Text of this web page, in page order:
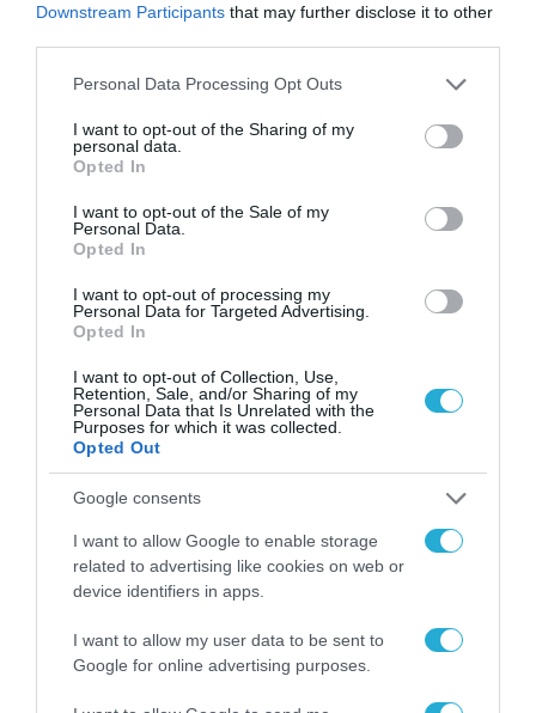
Downstream Participants that may further disclose it to other
Please note that this website/app uses one or more Google
not limited to your visit or usage behaviour. You may click to
grant or deny consent to Google and its third-party tags to
use your data for below specified purposes in below Google
consent section.
Personal Data Processing Opt Outs
I want to opt-out of the Sharing of my
personal data.
Opted In
I want to opt-out of the Sale of my
Personal Data.
Opted In
I want to opt-out of processing my
Personal Data for Targeted Advertising.
Opted In
I want to opt-out of Collection, Use,
Retention, Sale, and/or Sharing of my
Personal Data that Is Unrelated with the
Purposes for which it was collected.
Opted Out
Google consents
I want to allow Google to enable storage
related to advertising like cookies on web or
device identifiers in apps.
I want to allow my user data to be sent to
Google for online advertising purposes.
ΡΟΗ ΕΙΔΗΣΕΩΝ
από την ΕΕ έργο “The
Gaming Police”
ενισχύει την ασφάλεια
των παιδιών στο
διαδίκτυο
ΑΑΔΕ: Διευκρινίσεις
για τα πρόστιμα σε
παραβάσεις που
αφορούν τους ΦΗΜ
31.07.2026
Σ. Καλαφάτης: «Η
Τεχνητή Νοημοσύνη
δεν είναι απλώς μια
μια νέα βιομηχανική
επανάσταση»